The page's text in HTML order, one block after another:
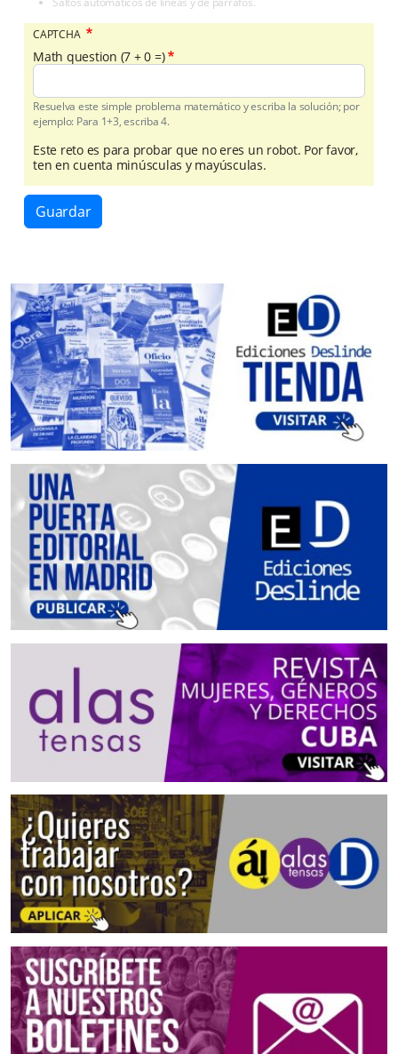
CAPTCHA
Math question (7 + 0 =)
Resuelva este simple problema matemático y escriba la solución; por
ejemplo: Para 1+3, escriba 4.
Este reto es para probar que no eres un robot. Por favor,
ten en cuenta minúsculas y mayúsculas.
Guardar